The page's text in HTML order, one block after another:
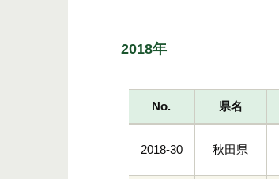
2018年
No. 県名
2018-30 秋田県